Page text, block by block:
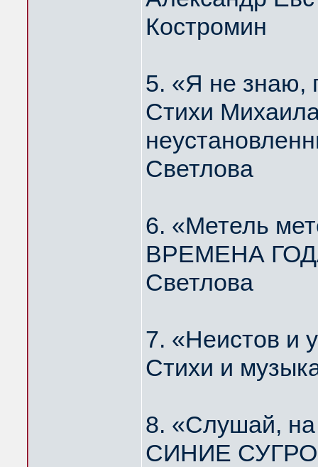
Костромин
5. «Я не знаю,
Стихи
Светлова
6. «Метель
ВРЕМЕНА
Светлова
7. «Неистов
Стихи и
8. «Слушай,
СИНИЕ